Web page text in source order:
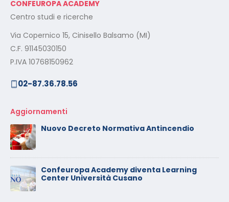
CONFEUROPA ACADEMY
Centro studi e ricerche
Via Copernico 15, Cinisello Balsamo (MI)
C.F. 91145030150
P.IVA 10768150962
02-87.36.78.56
Aggiornamenti
Nuovo Decreto Normativa Antincendio
Confeuropa Academy diventa Learning
Center Università Cusano